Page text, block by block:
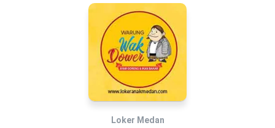
Loker Medan